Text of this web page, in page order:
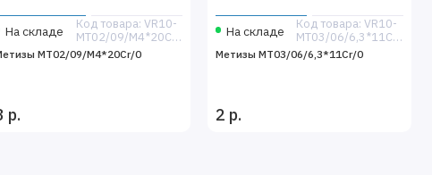
На складе
Код товара: VR10-
MT02/09/M4*20Cr/0
MT02/09/M4*20Cr/0
р.
На складе
Код товара: VR10-
MT03/06/6,3*11Cr/0
Метизы MT03/06/6,3*11Cr/0
2 р.